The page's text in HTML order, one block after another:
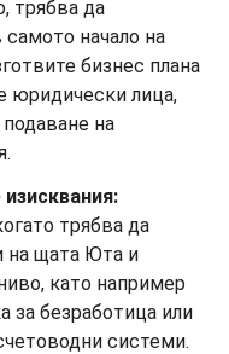
трябва да
начало на
бизнес плана
юридически лица,
на
трябва да
на щата Юта и
като например
за безработица или
системи.